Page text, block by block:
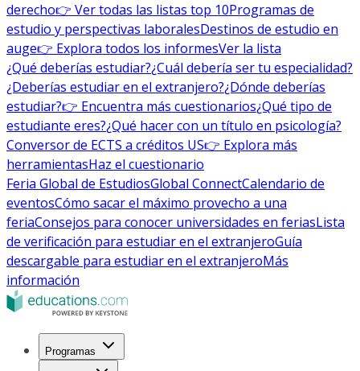
derecho👉 Ver todas las listas top 10Programas de
estudio y perspectivas laboralesDestinos de estudio en
auge👉 Explora todos los informesVer la lista
¿Qué deberías estudiar?¿Cuál debería ser tu especialidad?
¿Deberías estudiar en el extranjero?¿Dónde deberías
estudiar?👉 Encuentra más cuestionarios¿Qué tipo de
estudiante eres?¿Qué hacer con un título en psicología?
Conversor de ECTS a créditos US👉 Explora más
herramientasHaz el cuestionario
Feria Global de EstudiosGlobal ConnectCalendario de
eventosCómo sacar el máximo provecho a una
feriaConsejos para conocer universidades en feriasLista
de verificación para estudiar en el extranjeroGuía
descargable para estudiar en el extranjeroMás
información
Programas